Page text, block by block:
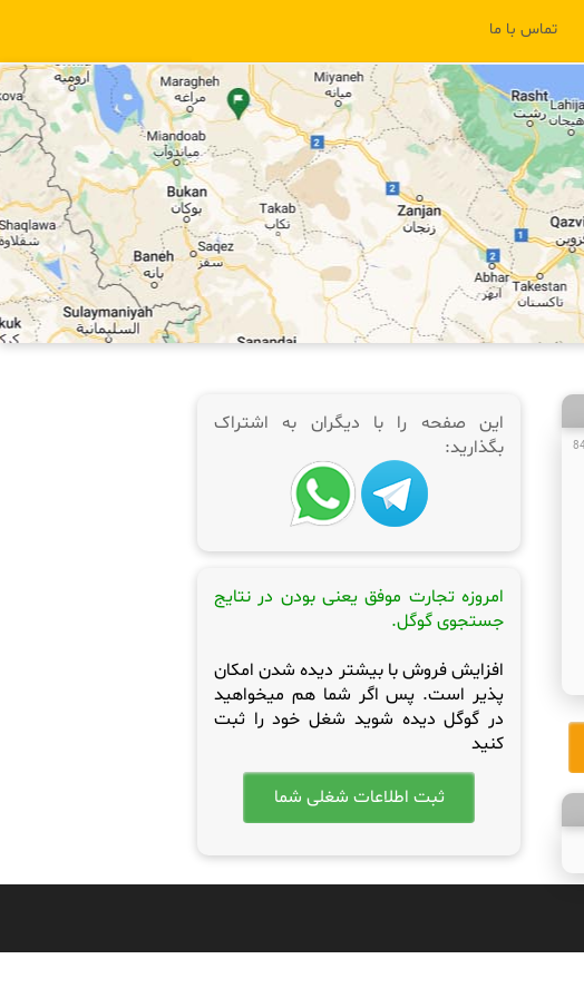
تماس با ما
این صفحه را با دیگران به اشتراک
بگذارید:
امروزه تجارت موفق یعنی بودن در نتایج
جستجوی گوگل.
افزایش فروش با بیشتر دیده شدن امکان
پذیر است. پس اگر شما هم میخواهید
در گوگل دیده شوید شغل خود را ثبت
کنید